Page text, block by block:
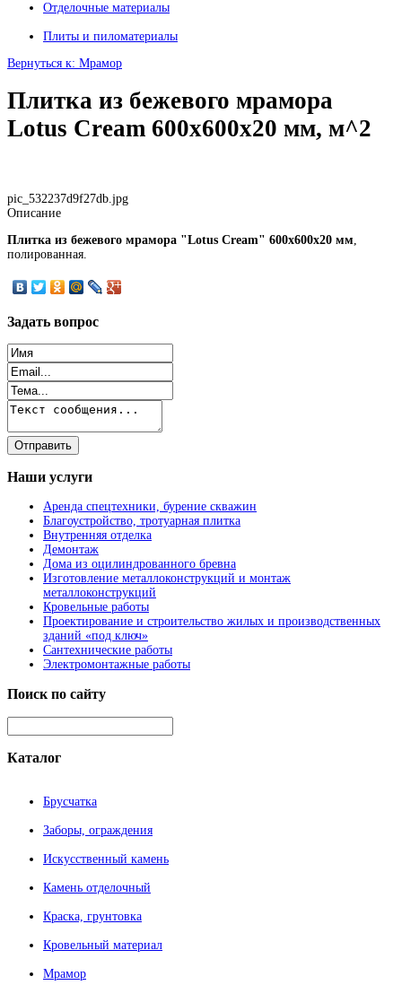
Отделочные материалы
Плиты и пиломатериалы
Вернуться к: Мрамор
Плитка из бежевого мрамора
Lotus Cream 600x600x20 мм, м^2
pic_532237d9f27db.jpg
Описание
Плитка из бежевого мрамора "Lotus Cream" 600x600x20 мм,
полированная.
Задать вопрос
Наши услуги
Аренда спецтехники, бурение скважин
Благоустройство, тротуарная плитка
Внутренняя отделка
Демонтаж
Дома из оцилиндрованного бревна
Изготовление металлоконструкций и монтаж
металлоконструкций
Кровельные работы
Проектирование и строительство жилых и производственных
зданий «под ключ»
Сантехнические работы
Электромонтажные работы
Поиск по сайту
Каталог
Брусчатка
Заборы, ограждения
Искусственный камень
Камень отделочный
Краска, грунтовка
Кровельный материал
Мрамор